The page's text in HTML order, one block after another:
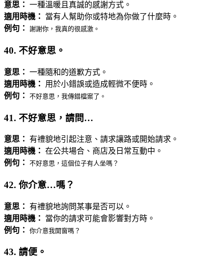
意思： 一種溫暖且真誠的感謝方式。
適用時機：
當有人幫助你或特地為你做了什麼時。
例句：
謝謝你，我真的很感激。
40. 不好意思。
意思： 一種隨和的道歉方式。
適用時機：
用於小錯誤或造成輕微不便時。
例句：
不好意思，我傳錯檔案了。
41. 不好意思，請問…
意思：
有禮貌地引起注意、請求讓路或開始請求。
適用時機： 在公共場合、商店及日常互動中。
例句：
不好意思，這個位子有人坐嗎？
42. 你介意…嗎？
意思：
有禮貌地詢問某事是否可以。
適用時機：
當你的請求可能會影響對方時。
例句：
你介意我開窗嗎？
43. 請便。